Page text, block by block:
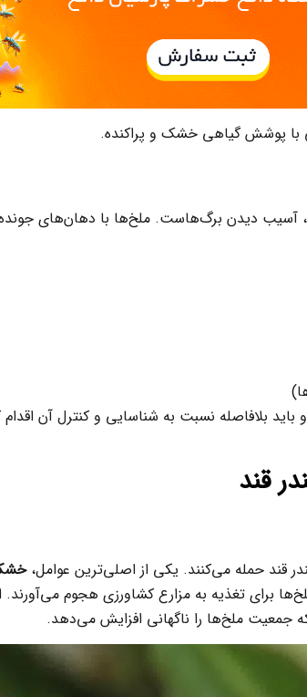
با پوشش گیاهی خشک و پراکنده.
آسیب دیدن برگ‌هاست. ملخ‌ها با دهان‌های
باید بلافاصله نسبت به شناسایی و کنترل آن اقدام
قند
قند حمله می‌کنند. یکی از اصلی‌ترین عوامل،
برای تغذیه به مزارع کشاورزی هجوم می‌آورند.
جمعیت ملخ‌ها را ناگهانی افزایش می‌دهد.